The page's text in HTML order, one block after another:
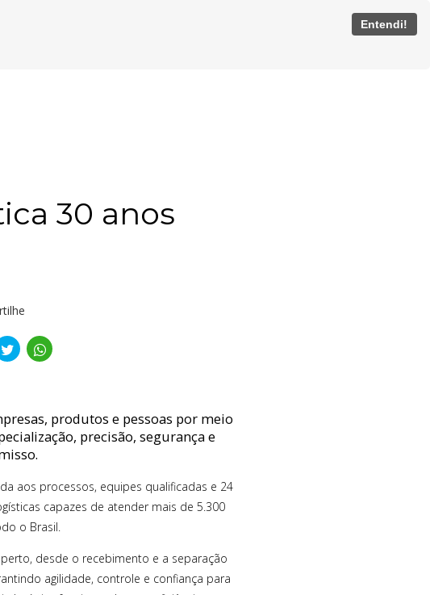
Entendi!
30 anos
produtos e pessoas por meio
precisão, segurança e
aos processos, equipes qualificadas e 24
capazes de atender mais de 5.300
o Brasil.
desde o recebimento e a separação
agilidade, controle e confiança para